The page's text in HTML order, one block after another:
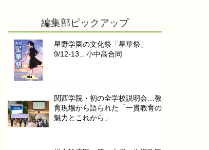
編集部ピックアップ
星野学園の文化祭「星華祭」
9/12-13…小中高合同
関西学院・初の全学校説明会…教
育現場から語られた「一貫教育の
魅力とこれから」